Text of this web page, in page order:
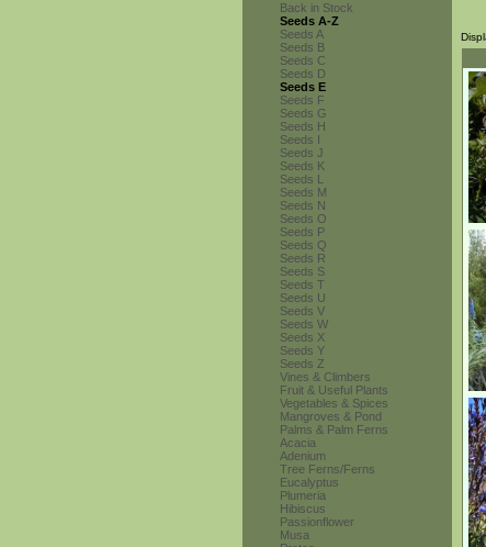
Back in Stock
Seeds A-Z
Seeds A
Seeds B
Seeds C
Seeds D
Seeds E
Seeds F
Seeds G
Seeds H
Seeds I
Seeds J
Seeds K
Seeds L
Seeds M
Seeds N
Seeds O
Seeds P
Seeds Q
Seeds R
Seeds S
Seeds T
Seeds U
Seeds V
Seeds W
Seeds X
Seeds Y
Seeds Z
Vines & Climbers
Fruit & Useful Plants
Vegetables & Spices
Mangroves & Pond
Palms & Palm Ferns
Acacia
Adenium
Tree Ferns/Ferns
Eucalyptus
Plumeria
Hibiscus
Passionflower
Musa